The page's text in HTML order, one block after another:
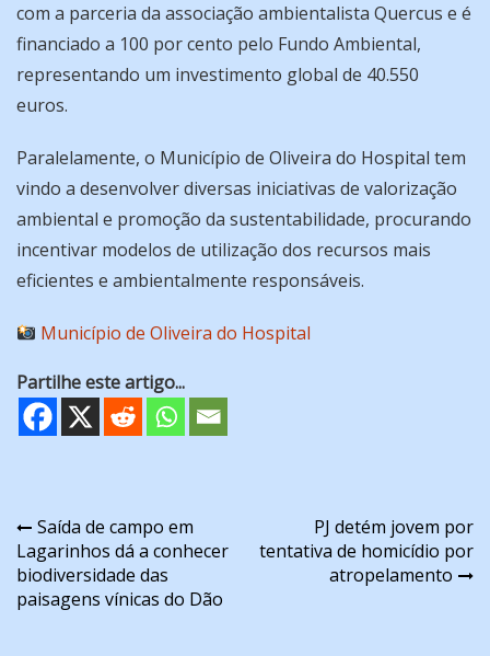
com a parceria da associação ambientalista Quercus e é
financiado a 100 por cento pelo Fundo Ambiental,
representando um investimento global de 40.550
euros.
Paralelamente, o Município de Oliveira do Hospital tem
vindo a desenvolver diversas iniciativas de valorização
ambiental e promoção da sustentabilidade, procurando
incentivar modelos de utilização dos recursos mais
eficientes e ambientalmente responsáveis.
Município de Oliveira do Hospital
Partilhe este artigo...
Navegação
de
artigos
Saída de campo em
Lagarinhos dá a conhecer
biodiversidade das
paisagens vínicas do Dão
PJ detém jovem por
tentativa de homicídio por
atropelamento